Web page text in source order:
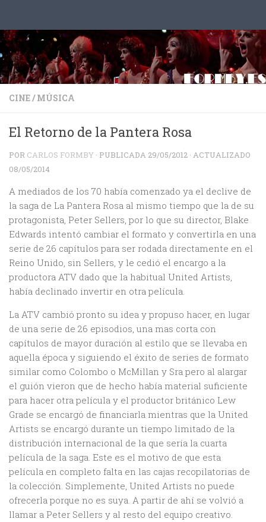
CINE/ MÚSICA
El Retorno de la Pantera Rosa
POR CARLOS FORMBY · PUBLICADA 29/05/2012 · ACTUALIZADO
08/05/2014
A mediados de los 70 había comenzado ya el declive de
la saga de La Pantera Rosa al mismo tiempo que la de su
protagonista, Peter Sellers, por lo que su director, Blake
Edwards intentó cambiar el formato y convertirla en una
serie de 26 capítulos para ser rodada directamente en el
Reino Unido, sin Sellers, y le cedió el encargo a la
productora ATV dado que la habitual United Artists,
había declinado invertir en otra película.
La ATV cambió pronto su idea y propuso hacer, en lugar
de una serie de 26 episodios, una mas corta con
capítulos de mayor duración al estilo que se llevaba en
aquella época y siguiendo el éxito de series de formato
similar como Colombo o McMillan y Sra pero al alargar
el guión vieron que de hecho había material suficiente
para hacer otra película y el productor británico Lew
Grade se encargó de financiarla mientras que la United
Artists se encargó durante un tiempo limitado de la
distribución internacional de la que sería la cuarta
película de la saga. Este es el motivo de que esta
película en completo falta en las cajas recopilatorias de
la colección. Simplemente, United Artists no puede
ofrecerla porque no es suya. A partir de ahí se volvió a
llamar a Peter Sellers y al resto del equipo creativo.